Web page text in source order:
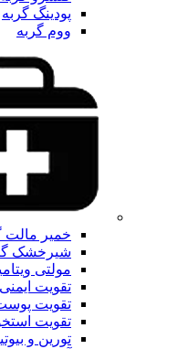
پودینگ گربه
ووم گربه
خمیر مالت
شیرخشک
مولتی
تقویت
تقویت
تقویت
تورین و